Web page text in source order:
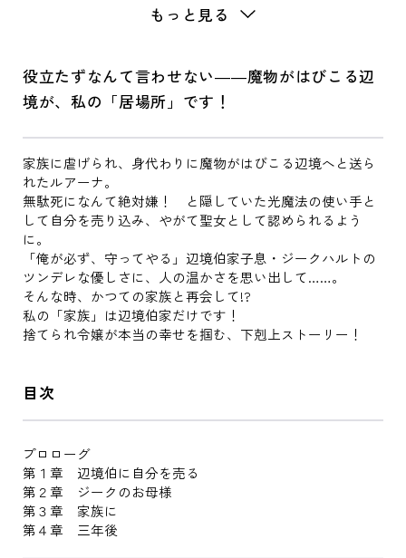
もっと見る
役立たずなんて言わせない――魔物がはびこる辺
境が、私の「居場所」です！
家族に虐げられ、身代わりに魔物がはびこる辺境へと送ら
れたルアーナ。
無駄死になんて絶対嫌！ と隠していた光魔法の使い手と
して自分を売り込み、やがて聖女として認められるよう
に。
「俺が必ず、守ってやる」辺境伯家子息・ジークハルトの
ツンデレな優しさに、人の温かさを思い出して……。
そんな時、かつての家族と再会して!?
私の「家族」は辺境伯家だけです！
捨てられ令嬢が本当の幸せを掴む、下剋上ストーリー！
目次
プロローグ
第１章 辺境伯に自分を売る
第２章 ジークのお母様
第３章 家族に
第４章 三年後